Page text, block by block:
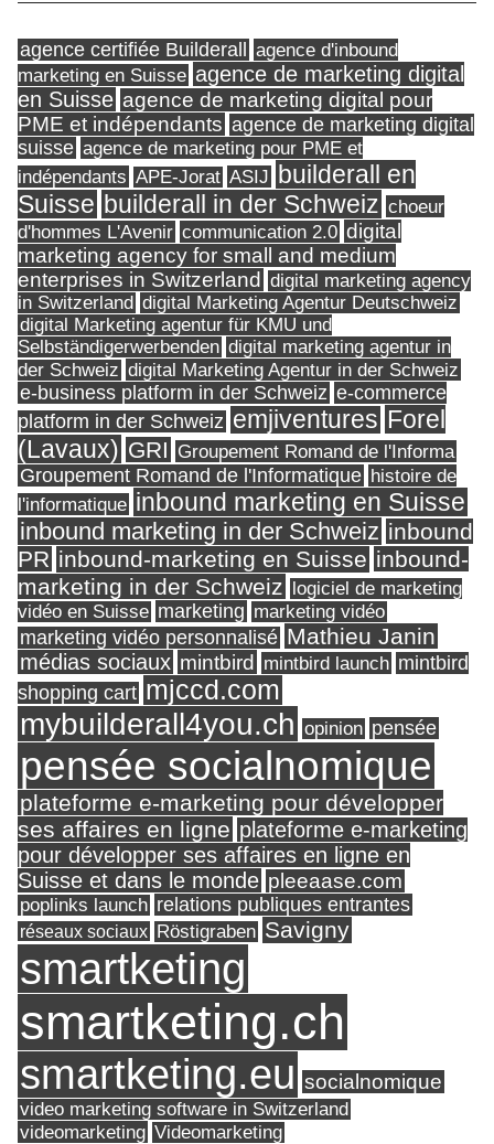
agence certifiée Builderall
agence d'inbound
marketing en Suisse agence de marketing digital
en Suisse agence de marketing digital pour
PME et indépendants agence de marketing digital
suisse agence de marketing pour PME et
indépendants APE-Jorat ASIJ builderall en
Suisse builderall in der Schweiz choeur
d'hommes L'Avenir communication 2.0 digital
marketing agency for small and medium
enterprises in Switzerland digital marketing agency
in Switzerland digital Marketing Agentur Deutschweiz
digital Marketing agentur für KMU und
Selbständigerwerbenden digital marketing agentur in
der Schweiz digital Marketing Agentur in der Schweiz
e-business platform in der Schweiz e-commerce
platform in der Schweiz emjiventures Forel
(Lavaux) GRI Groupement Romand de l'Informa
Groupement Romand de l'Informatique histoire de
l'informatique inbound marketing en Suisse
inbound marketing in der Schweiz inbound
PR inbound-marketing en Suisse inbound-
marketing in der Schweiz logiciel de marketing
vidéo en Suisse marketing marketing vidéo
marketing vidéo personnalisé Mathieu Janin
médias sociaux mintbird mintbird launch mintbird
shopping cart mjccd.com
mybuilderall4you.ch opinion pensée
pensée socialnomique
plateforme e-marketing pour développer
ses affaires en ligne plateforme e-marketing
pour développer ses affaires en ligne en
Suisse et dans le monde pleeaase.com
poplinks launch relations publiques entrantes
réseaux sociaux Röstigraben Savigny
smartketing
smartketing.ch
smartketing.eu socialnomique
video marketing software in Switzerland
videomarketing Videomarketing